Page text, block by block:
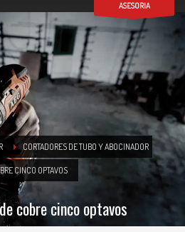
ASESORIA
CORTADORES DE TUBO Y ABOCINADOR
CINCO OPTAVOS
cobre cinco optavos